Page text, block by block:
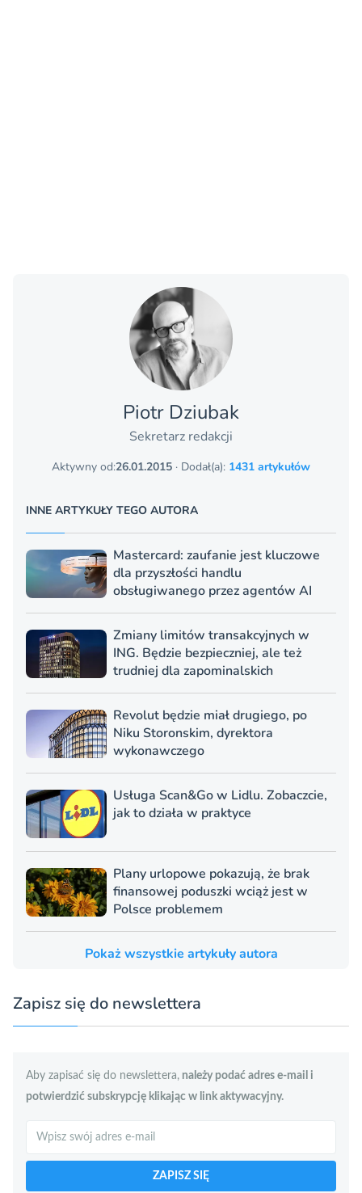
Piotr Dziubak
Sekretarz redakcji
Aktywny od:26.01.2015 · Dodał(a): 1431 artykułów
INNE ARTYKUŁY TEGO AUTORA
Mastercard: zaufanie jest kluczowe
dla przyszłości handlu
obsługiwanego przez agentów AI
Zmiany limitów transakcyjnych w
ING. Będzie bezpieczniej, ale też
trudniej dla zapominalskich
Revolut będzie miał drugiego, po
Niku Storonskim, dyrektora
wykonawczego
Usługa Scan&Go w Lidlu. Zobaczcie,
jak to działa w praktyce
Plany urlopowe pokazują, że brak
finansowej poduszki wciąż jest w
Polsce problemem
Pokaż wszystkie artykuły autora
Zapisz się do newslettera
Aby zapisać się do newslettera, należy podać adres e-mail i
potwierdzić subskrypcję klikając w link aktywacyjny.
Szukaj
ZAPISZ SIĘ